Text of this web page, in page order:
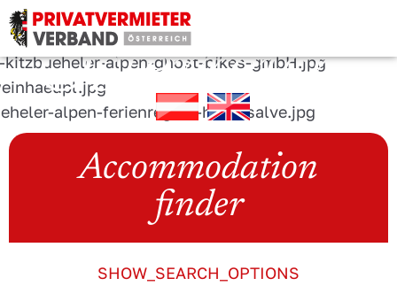
URLAUB IN
Österreich!
Accommodation
finder
SHOW_SEARCH_OPTIONS